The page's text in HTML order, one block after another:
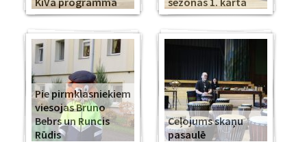
Pie pirmklasniekiem
viesojas Bruno
Bebrs un Runcis
Rūdis
Ceļojums skaņu
pasaulē